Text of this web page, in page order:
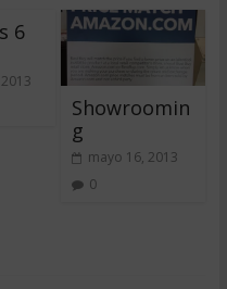
6
Showroomin
g
mayo 16, 2013
0